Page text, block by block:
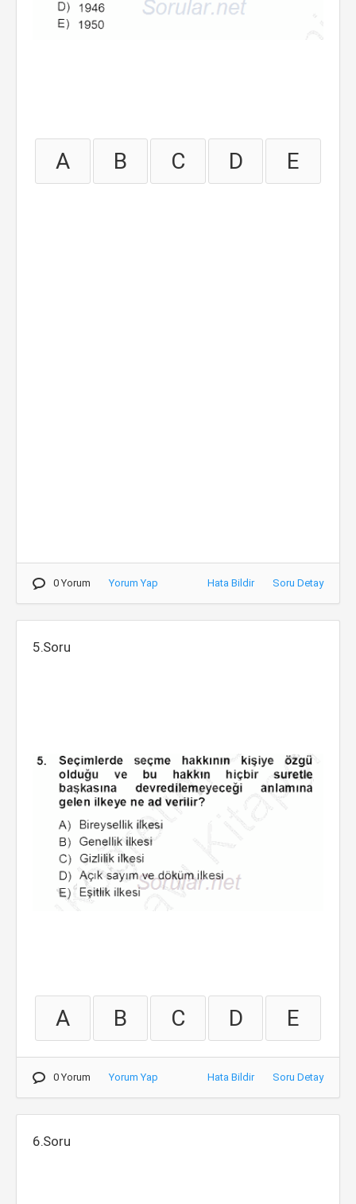
A B C D E
0 Yorum Yorum Yap Hata Bildir Soru Detay
5.Soru
A B C D E
0 Yorum Yorum Yap Hata Bildir Soru Detay
6.Soru